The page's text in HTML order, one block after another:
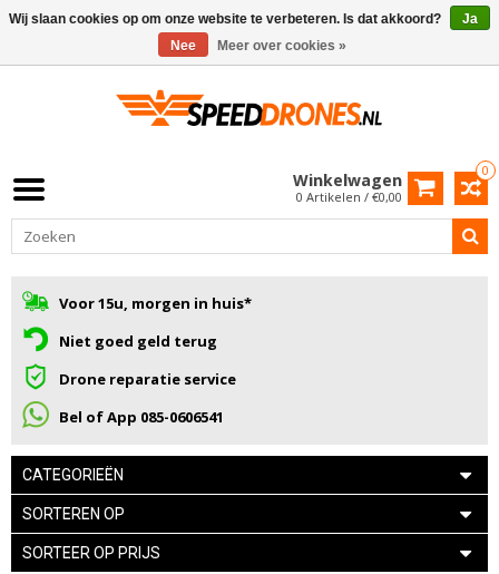
0
Winkelwagen
0 Artikelen / €0,00
Voor 15u, morgen in huis*
Niet goed geld terug
Drone reparatie service
Bel of App 085-0606541
CATEGORIEËN
SORTEREN OP
SORTEER OP PRIJS
Wij slaan cookies op om onze website te verbeteren. Is dat akkoord?
Ja
Nee
Meer over cookies »